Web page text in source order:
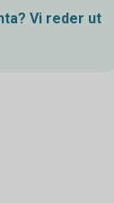
Vi reder ut